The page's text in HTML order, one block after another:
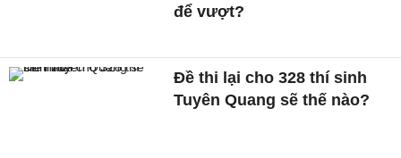
để vượt?
Đề thi lại cho 328 thí sinh
Tuyên Quang sẽ thế nào?